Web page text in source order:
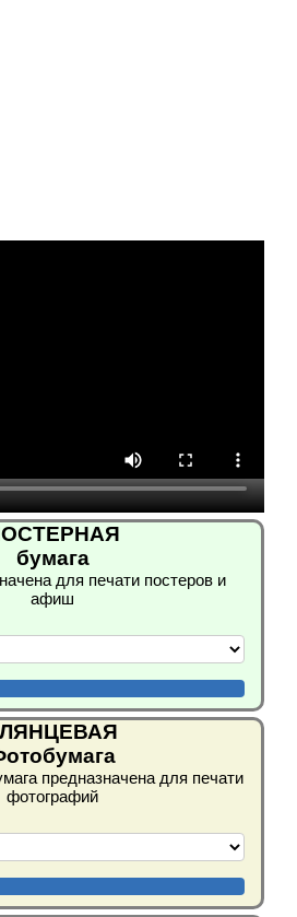
бумага
для печати постеров и
афиш
предназначена для печати
фотографий